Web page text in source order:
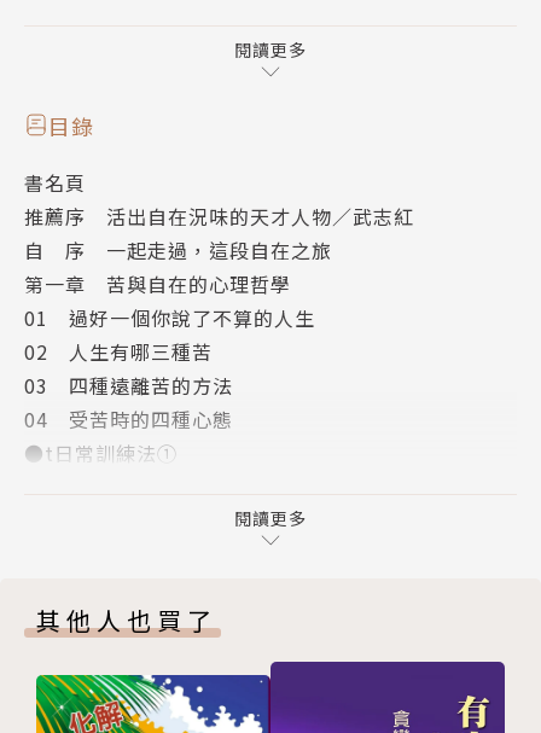
☆如何減少內心的衝突，活得更自在一些
在本書中，你都可找到答案！
鏡
「中國精神分析學派代表人物」張沛超，首次彙集
其多年臨床經驗和反思，將東方傳統文化與當下華人社
會常見的心理問題結合起來，提出破局之法，對症下
藥，直指原生家庭、情緒管理、人際交往等每個人都必
須面對的人生問題，告訴你如何透過日常自我覺察練
習，把困擾我們的固有問題轉化為一面透亮的鏡子，從
中照見真正的自己。
的能力、整合欲望資源等多種調節方法。以隨性的筆觸
講述專業內容，兼具思辨與共感，透過生活中典型有趣
的事例，幫助讀者一步步追根溯源，從自己的過去中尋
閱讀更多
目錄
書名頁
推薦序 活出自在況味的天才人物／武志紅
自 序 一起走過，這段自在之旅
第一章 苦與自在的心理哲學
01 過好一個你說了不算的人生
02 人生有哪三種苦
03 四種遠離苦的方法
04 受苦時的四種心態
●t日常訓練法①
01 四轉向心總論：你真正想要的是什麼
02 從未來轉向過去：你過去到底發生了什麼
04 從行動轉向好奇：你是不是在輕舉妄動
05 從實體轉向緣起：你為什麼常常感到痛苦
●t日常訓練法②
第三章 對原生家庭進行精神分析
閱讀更多
其他人也買了